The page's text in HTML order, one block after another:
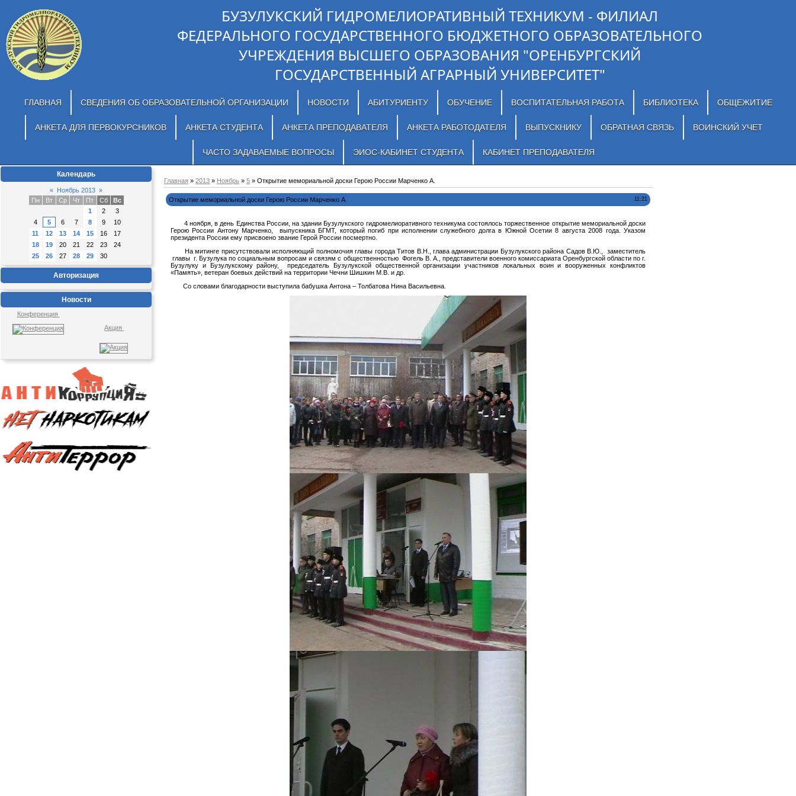
БУЗУЛУКСКИЙ ГИДРОМЕЛИОРАТИВНЫЙ ТЕХНИКУМ - ФИЛИАЛ
ФЕДЕРАЛЬНОГО ГОСУДАРСТВЕННОГО БЮДЖЕТНОГО ОБРАЗОВАТЕЛЬНОГО
УЧРЕЖДЕНИЯ ВЫСШЕГО ОБРАЗОВАНИЯ "ОРЕНБУРГСКИЙ
ГОСУДАРСТВЕННЫЙ АГРАРНЫЙ УНИВЕРСИТЕТ"
ГЛАВНАЯ СВЕДЕНИЯ ОБ ОБРАЗОВАТЕЛЬНОЙ ОРГАНИЗАЦИИ НОВОСТИ АБИТУРИЕНТУ ОБУЧЕНИЕ ВОСПИТАТЕЛЬНАЯ РАБОТА БИБЛИОТЕКА ОБЩЕЖИТИЕ
АНКЕТА ДЛЯ ПЕРВОКУРСНИКОВ АНКЕТА СТУДЕНТА АНКЕТА ПРЕПОДАВАТЕЛЯ АНКЕТА РАБОТОДАТЕЛЯ ВЫПУСКНИКУ ОБРАТНАЯ СВЯЗЬ ВОИНСКИЙ УЧЕТ
ЧАСТО ЗАДАВАЕМЫЕ ВОПРОСЫ ЭИОС-КАБИНЕТ СТУДЕНТА КАБИНЕТ ПРЕПОДАВАТЕЛЯ
Календарь
« Ноябрь 2013 »
Пн
Вт Ср Чт Пт Сб
Вс
1
2
3
4
5 6 7 8 9
10
11
12 13 14 15 16
17
18
19 20 21 22 23
24
25
26 27 28 29 30
Авторизация
Новости
Конференция
Акция
Главная » 2013 » Ноябрь » 5 » Открытие мемориальной доски Герою России Марченко А.
11:21
Открытие мемориальной доски Герою России Марченко А.
4 ноября, в день Единства России, на здании Бузулукского гидромелиоративного техникума состоялось торжественное открытие мемориальной доски
Герою России Антону Марченко, выпускника БГМТ, который погиб при исполнении служебного долга в Южной Осетии 8 августа 2008 года. Указом
президента России ему присвоено звание Герой России посмертно.
На митинге присутствовали исполняющий полномочия главы города Титов В.Н., глава администрации Бузулукского района Садов В.Ю., заместитель
главы г. Бузулука по социальным вопросам и связям с общественностью Фогель В. А., представители военного комиссариата Оренбургской области по г.
Бузулуку и Бузулукскому району, председатель Бузулукской общественной организации участников локальных воин и вооруженных конфликтов
«Память», ветеран боевых действий на территории Чечни Шишкин М.В. и др.
Со словами благодарности выступила бабушка Антона – Толбатова Нина Васильевна.